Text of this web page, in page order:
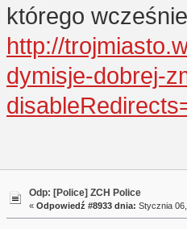
którego
http://
dymisje-dobrej-
Odp: [Police] ZCH Police
« Odpowiedź #8933 dnia: Stycznia